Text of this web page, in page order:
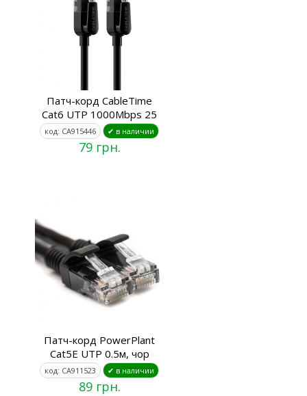
Патч-корд CableTime
Cat6 UTP 1000Mbps 25
код: CA915446 ✔ в наличии
79 грн.
Патч-корд PowerPlant
Cat5E UTP 0.5м, чор
код: CA911523 ✔ в наличии
89 грн.